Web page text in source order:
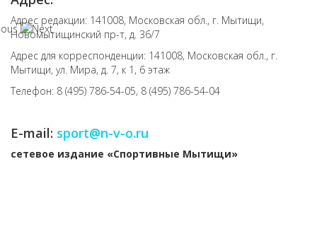
Адрес редакции: 141008, Московская обл., г. Мытищи,
Новомытищинский пр-т, д. 36/7
Адрес для корреспонденции: 141008, Московская обл., г.
Мытищи, ул. Мира, д. 7, к 1, 6 этаж
Телефон: 8 (495) 786-54-05, 8 (495) 786-54-04
E-mail: sport@n-v-o.ru
cетевое издание «Спортивные Мытищи»